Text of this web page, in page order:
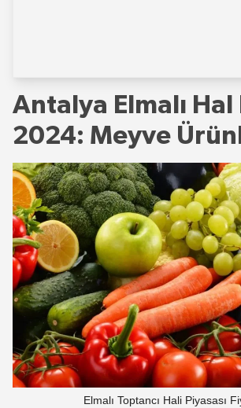
Antalya Elmalı Hal
2024: Meyve
Elmalı Toptancı Hali Piyasası